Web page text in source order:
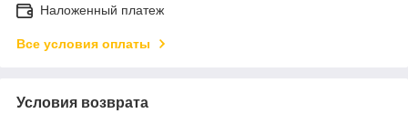
Наложенный платеж
Все условия оплаты
Условия возврата